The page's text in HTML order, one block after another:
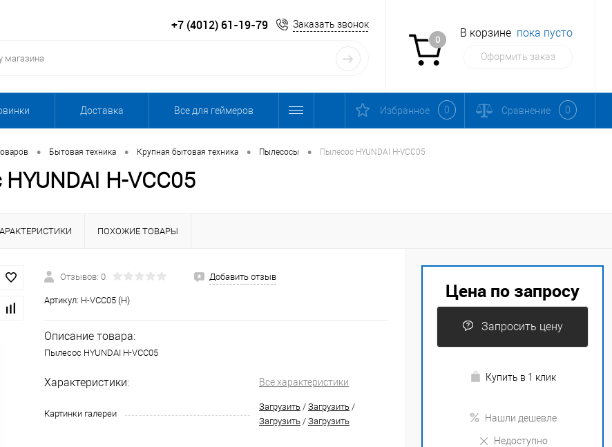
+7 (4012) 61-19-79 Заказать звонок
0
В корзине пока пусто
Оформить заказ
Доставка Все для геймеров Избранное 0 Сравнение 0
• Бытовая техника • Крупная бытовая техника • Пылесосы • Пылесос HYUNDAI H-VCC05
H-VCC05
ПОХОЖИЕ ТОВАРЫ
Отзывов: 0 Добавить отзыв
Артикул: H-VCC05 (Н)
Описание товара:
Пылесос HYUNDAI H-VCC05
Характеристики: Все характеристики
Картинки галереи
Загрузить / Загрузить /
Загрузить / Загрузить
Цена по запросу
Запросить цену
Купить в 1 клик
Нашли дешевле
Недоступно